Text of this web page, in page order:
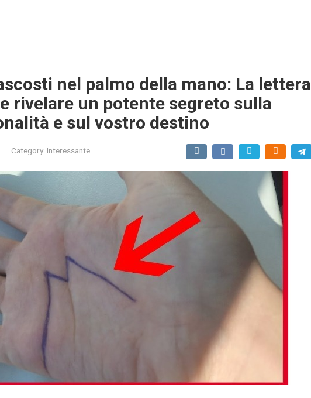
nel palmo della mano: La lettera
rivelare un potente segreto sulla
e sul vostro destino
Category: Interessante